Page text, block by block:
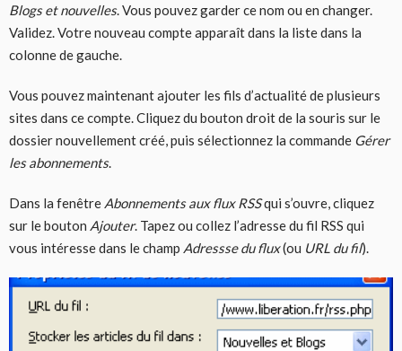
Blogs et nouvelles. Vous pouvez garder ce nom ou en changer.
Validez. Votre nouveau compte apparaît dans la liste dans la
colonne de gauche.
Vous pouvez maintenant ajouter les fils d’actualité de plusieurs
sites dans ce compte. Cliquez du bouton droit de la souris sur le
dossier nouvellement créé, puis sélectionnez la commande Gérer
les abonnements.
Dans la fenêtre Abonnements aux flux RSSqui s’ouvre, cliquez
sur le bouton Ajouter. Tapez ou collez l’adresse du fil RSS qui
vous intéresse dans le champ Adressse du flux(ou URL du fil).